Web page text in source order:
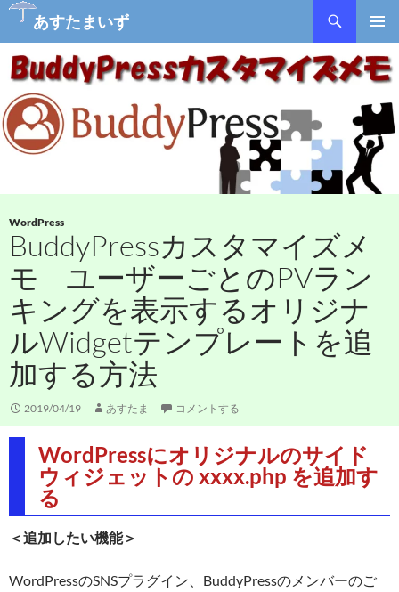
あすたまいず
ニュー
ン
テ
ン
ツ
へ
ス
WordPress
BuddyPressカスタマイズメ
モ – ユーザーごとのPVラン
キングを表示するオリジナ
ルWidgetテンプレートを追
加する方法
2019/04/19 あすたま コメントする
WordPressにオリジナルのサイド
ウィジェットの xxxx.php を追加す
る
＜追加したい機能＞
WordPressのSNSプラグイン、BuddyPressのメンバーのご